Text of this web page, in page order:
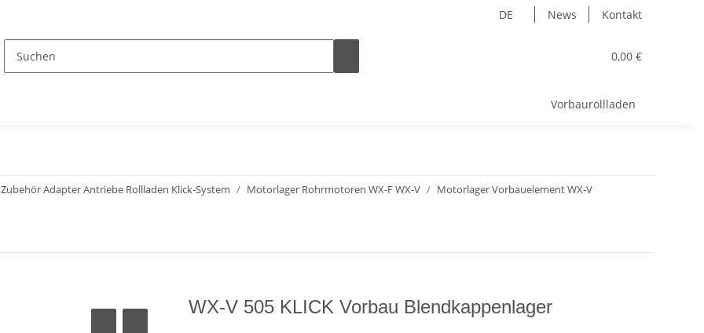
DE News Kontakt
0,00 €
Vorbaurollladen
Zubehör Adapter Antriebe Rollladen Klick-System Motorlager Rohrmotoren WX-F WX-V
Motorlager Vorbauelement WX-V
WX-V 505 KLICK Vorbau Blendkappenlager